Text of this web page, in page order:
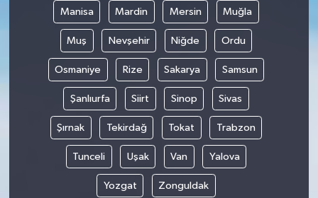
Manisa Mardin Mersin Muğla
Muş Nevşehir Niğde Ordu
Osmaniye Rize Sakarya Samsun
Şanlıurfa Siirt Sinop Sivas
Şırnak Tekirdağ Tokat Trabzon
Tunceli Uşak Van Yalova
Yozgat Zonguldak